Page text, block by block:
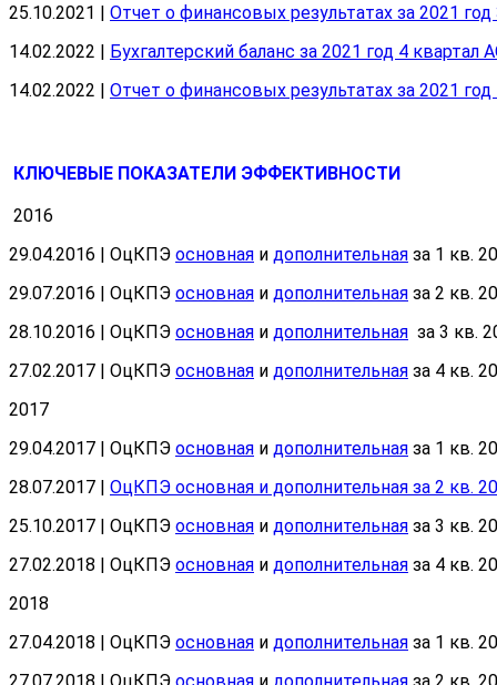
25.10.2021 | Отчет о финансовых результатах за 2021 год
14.02.2022 | Бухгалтерский баланс за 2021 год 4 квартал
14.02.2022 | Отчет о финансовых результатах за 2021 год
КЛЮЧЕВЫЕ ПОКАЗАТЕЛИ ЭФФЕКТИВНОСТИ
2016
29.04.2016 | ОцКПЭ основная и дополнительная за 1 кв.
29.07.2016 | ОцКПЭ основная и дополнительная за 2 кв.
28.10.2016 | ОцКПЭ основная и дополнительная за 3 кв.
27.02.2017 | ОцКПЭ основная и дополнительная за 4 кв.
2017
29.04.2017 | ОцКПЭ основная и дополнительная за 1 кв.
28.07.2017 | ОцКПЭ основная и дополнительная за 2 кв.
25.10.2017 | ОцКПЭ основная и дополнительная за 3 кв.
27.02.2018 | OцКПЭ основная и дополнительная за 4 кв.
2018
27.04.2018 | ОцКПЭ основная и дополнительная за 1 кв.